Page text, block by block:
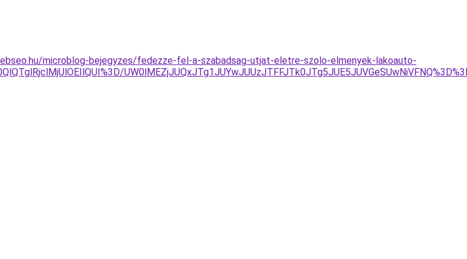
microblog-bejegyzes/fedezze-fel-a-szabadsag-utjat-eletre-szolo-elmenyek-lakoauto-